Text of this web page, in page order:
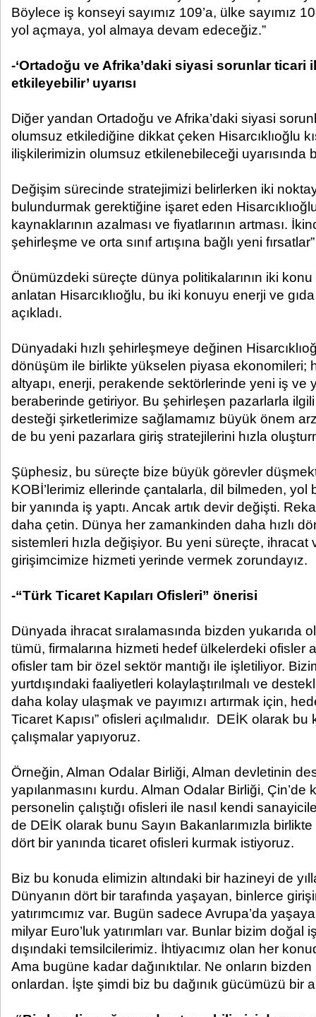
Böylece iş konseyi sayımız 109’a, ülke sayımız
yol açmaya, yol almaya devam edeceğiz.”
-‘Ortadoğu ve Afrika’daki siyasi sorunlar ticari
etkileyebilir’ uyarısı
Diğer yandan Ortadoğu ve Afrika’daki siyasi
olumsuz etkilediğine dikkat çeken Hisarcıklıoğlu
ilişkilerimizin olumsuz etkilenebileceği uyarısında
Değişim sürecinde stratejimizi belirlerken iki
bulundurmak gerektiğine işaret eden
kaynaklarının azalması ve fiyatlarının artması.
şehirleşme ve orta sınıf artışına bağlı yeni
Önümüzdeki süreçte dünya politikalarının iki
anlatan Hisarcıklıoğlu, bu iki konuyu enerji ve
açıkladı.
Dünyadaki hızlı şehirleşmeye değinen
dönüşüm ile birlikte yükselen piyasa ekonomileri;
altyapı, enerji, perakende sektörlerinde yeni iş ve
beraberinde getiriyor. Bu şehirleşen pazarlarla
desteği şirketlerimize sağlamamız büyük önem
de bu yeni pazarlara giriş stratejilerini hızla
Şüphesiz, bu süreçte bize büyük görevler
KOBİ’lerimiz ellerinde çantalarla, dil bilmeden, yol
bir yanında iş yaptı. Ancak artık devir değişti.
daha çetin. Dünya her zamankinden daha hızlı
sistemleri hızla değişiyor. Bu yeni süreçte, ihracat
girişimcimize hizmeti yerinde vermek zorundayız.
-“Türk Ticaret Kapıları Ofisleri” önerisi
Dünyada ihracat sıralamasında bizden yukarıda
tümü, firmalarına hizmeti hedef ülkelerdeki ofisler
ofisler tam bir özel sektör mantığı ile işletiliyor.
yurtdışındaki faaliyetleri kolaylaştırılmalı ve
daha kolay ulaşmak ve payımızı artırmak için,
Ticaret Kapısı” ofisleri açılmalıdır. DEİK olarak
çalışmalar yapıyoruz.
Örneğin, Alman Odalar Birliği, Alman devletinin
yapılanmasını kurdu. Alman Odalar Birliği,
personelin çalıştığı ofisleri ile nasıl kendi
de DEİK olarak bunu Sayın Bakanlarımızla
dört bir yanında ticaret ofisleri kurmak istiyoruz.
Biz bu konuda elimizin altındaki bir hazineyi de
Dünyanın dört bir tarafında yaşayan, binlerce
yatırımcımız var. Bugün sadece Avrupa’da
milyar Euro’luk yatırımları var. Bunlar bizim doğal
dışındaki temsilcilerimiz. İhtiyacımız olan her
Ama bugüne kadar dağınıktılar. Ne onların
onlardan. İşte şimdi biz bu dağınık gücümüzü bir